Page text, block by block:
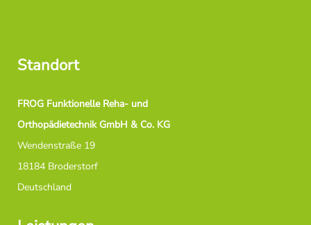
Standort
FROG Funktionelle Reha- und
Orthopädietechnik GmbH & Co. KG
Wendenstraße 19
18184 Broderstorf
Deutschland